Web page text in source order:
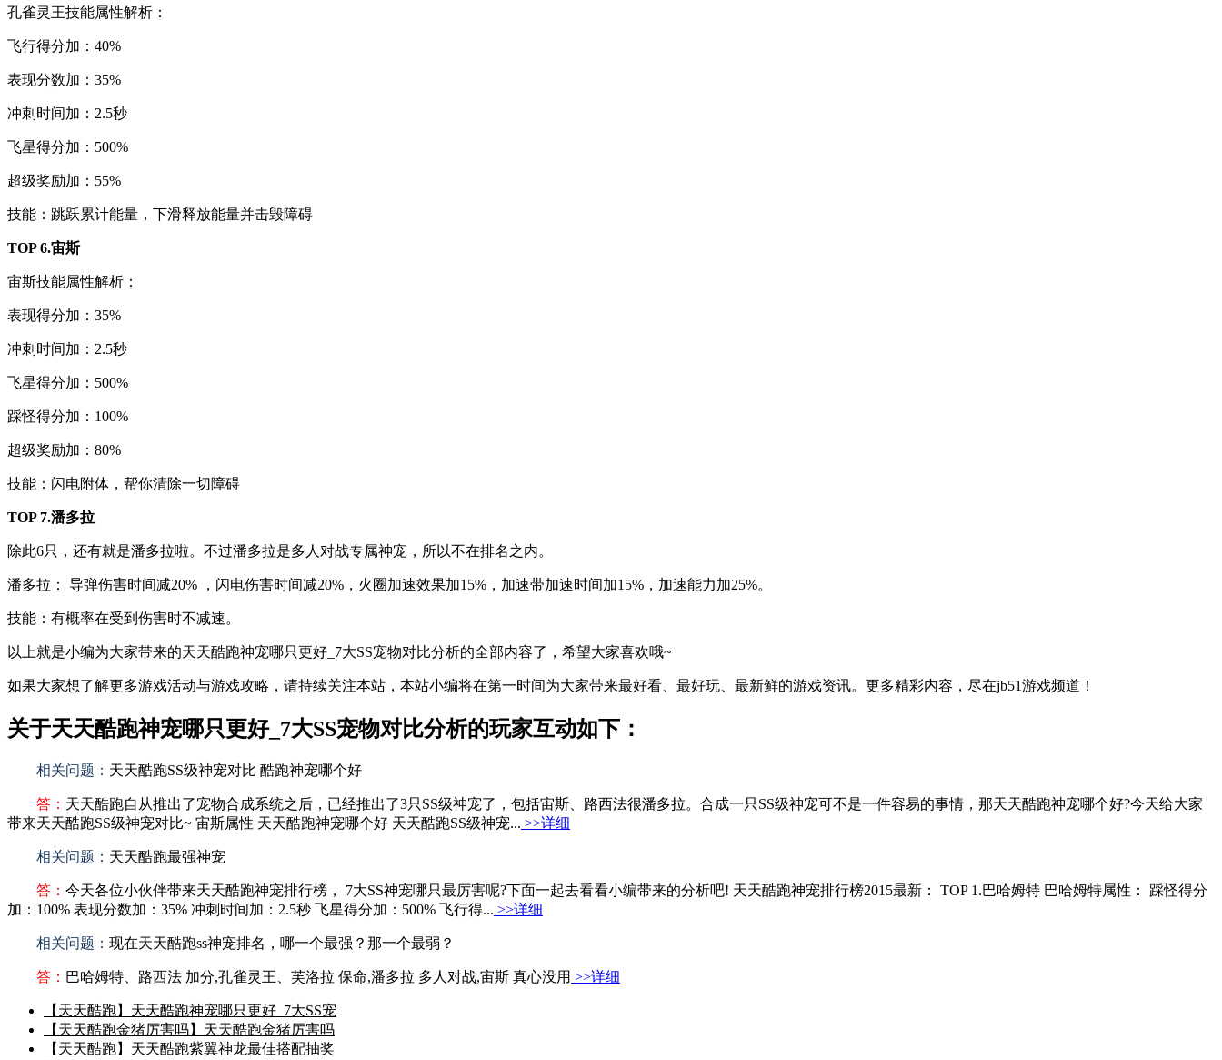
孔雀灵王技能属性解析：
飞行得分加：40%
表现分数加：35%
冲刺时间加：2.5秒
飞星得分加：500%
超级奖励加：55%
技能：跳跃累计能量，下滑释放能量并击毁障碍
TOP 6.宙斯
宙斯技能属性解析：
表现得分加：35%
冲刺时间加：2.5秒
飞星得分加：500%
踩怪得分加：100%
超级奖励加：80%
技能：闪电附体，帮你清除一切障碍
TOP 7.潘多拉
除此6只，还有就是潘多拉啦。不过潘多拉是多人对战专属神宠，所以不在排名之内。
潘多拉： 导弹伤害时间减20% ，闪电伤害时间减20%，火圈加速效果加15%，加速带加速时间加15%，加速能力加25%。
技能：有概率在受到伤害时不减速。
以上就是小编为大家带来的天天酷跑神宠哪只更好_7大SS宠物对比分析的全部内容了，希望大家喜欢哦~
如果大家想了解更多游戏活动与游戏攻略，请持续关注本站，本站小编将在第一时间为大家带来最好看、最好玩、最新鲜的游戏资讯。更多精彩内容，尽在jb51游戏频道！
关于天天酷跑神宠哪只更好_7大SS宠物对比分析的玩家互动如下：
相关问题： 天天酷跑SS级神宠对比 酷跑神宠哪个好
答： 天天酷跑自从推出了宠物合成系统之后，已经推出了3只SS级神宠了，包括宙斯、路西法很潘多拉。合成一只SS级神宠可不是一件容易的事情，那天天酷跑神宠哪个好?今天给大家
带来天天酷跑SS级神宠对比~ 宙斯属性 天天酷跑神宠哪个好 天天酷跑SS级神宠... >>详细
相关问题： 天天酷跑最强神宠
答： 今天各位小伙伴带来天天酷跑神宠排行榜， 7大SS神宠哪只最厉害呢?下面一起去看看小编带来的分析吧! 天天酷跑神宠排行榜2015最新： TOP 1.巴哈姆特 巴哈姆特属性： 踩怪得分
加：100% 表现分数加：35% 冲刺时间加：2.5秒 飞星得分加：500% 飞行得... >>详细
相关问题： 现在天天酷跑ss神宠排名，哪一个最强？那一个最弱？
答： 巴哈姆特、路西法 加分,孔雀灵王、芙洛拉 保命,潘多拉 多人对战,宙斯 真心没用 >>详细
【天天酷跑】天天酷跑神宠哪只更好_7大SS宠
【天天酷跑金猪厉害吗】天天酷跑金猪厉害吗
【天天酷跑】天天酷跑紫翼神龙最佳搭配抽奖